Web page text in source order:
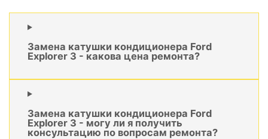
Замена катушки кондиционера Ford
Explorer 3 - какова цена ремонта?
Замена катушки кондиционера Ford
Explorer 3 - могу ли я получить
консультацию по вопросам ремонта?